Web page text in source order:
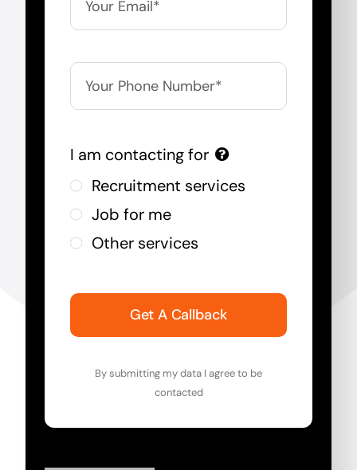
I am contacting for
Recruitment services
Job for me
Other services
Get A Callback
By submitting my data I agree to be
contacted